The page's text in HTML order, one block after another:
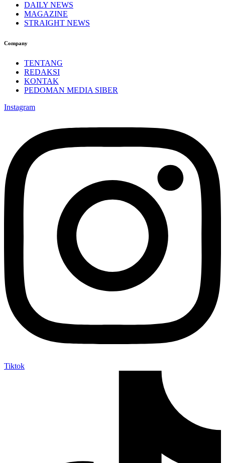
DAILY NEWS
MAGAZINE
STRAIGHT NEWS
Company
TENTANG
REDAKSI
KONTAK
PEDOMAN MEDIA SIBER
Instagram
Tiktok